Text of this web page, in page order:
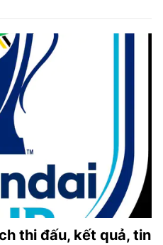
thi đấu, kết quả, tin